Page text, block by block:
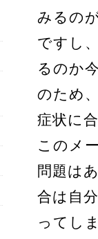
みるの
ですし
るのか
のため
症状に
このメ
問題は
合は自
ってし